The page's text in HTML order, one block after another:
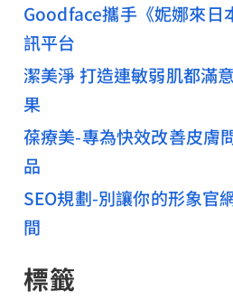
Goodface攜手《妮娜來日
訊平台
潔美淨 打造連敏弱肌都滿
果
葆療美-專為快效改善皮膚
品
SEO規劃-別讓你的形象官
間
標籤